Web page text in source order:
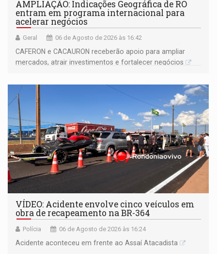
AMPLIAÇÃO: Indicações Geográfica de RO
entram em programa internacional para
acelerar negócios
Geral 06 de Agosto de 2026 às 16:42
CAFERON e CACAURON receberão apoio para ampliar
mercados, atrair investimentos e fortalecer negócios
VÍDEO: Acidente envolve cinco veículos em
obra de recapeamento na BR-364
Polícia 06 de Agosto de 2026 às 16:24
Acidente aconteceu em frente ao Assaí Atacadista